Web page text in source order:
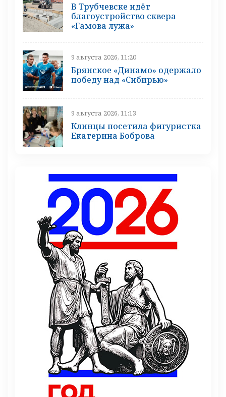
В Трубчевске идёт
благоустройство сквера
«Гамова лужа»
9 августа 2026, 11:20
Брянское «Динамо» одержало
победу над «Сибирью»
9 августа 2026, 11:13
Клинцы посетила фигуристка
Екатерина Боброва